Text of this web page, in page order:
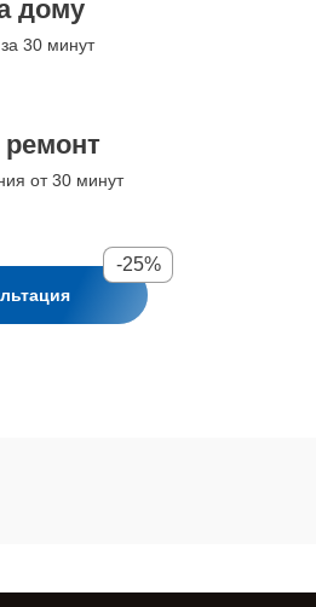
дому
30 минут
от 30 минут
-25%